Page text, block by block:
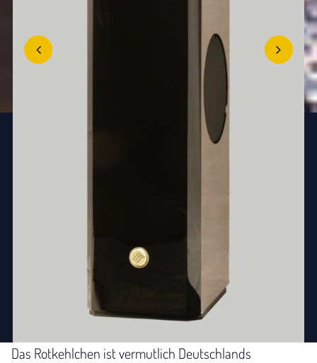
Das Rotkehlchen ist vermutlich Deutschlands